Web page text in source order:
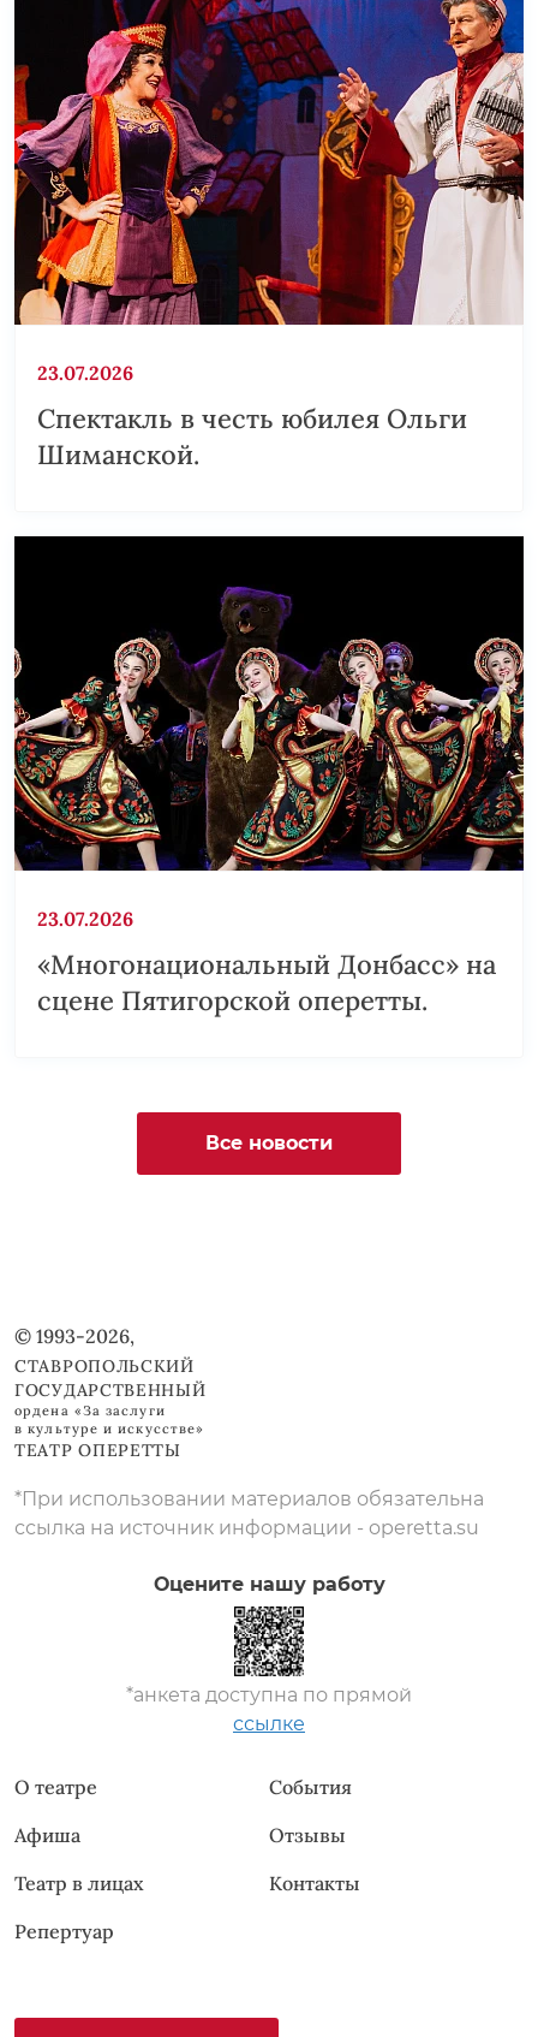
23.07.2026
Спектакль в честь юбилея Ольги
Шиманской.
23.07.2026
«Многонациональный Донбасс» на
сцене Пятигорской оперетты.
Все новости
© 1993-2026,
СТАВРОПОЛЬСКИЙ
ГОСУДАРСТВЕННЫЙ
ордена «За заслуги
в культуре и искусстве»
ТЕАТР ОПЕРЕТТЫ
*При использовании материалов обязательна
ссылка на источник информации - operetta.su
Оцените нашу работу
*анкета доступна по прямой
ссылке
О театре
Афиша
Театр в лицах
Репертуар
События
Отзывы
Контакты